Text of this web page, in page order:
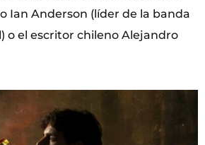
Ian Anderson (líder de la banda
o el escritor chileno Alejandro